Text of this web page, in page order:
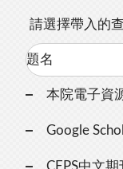
請選擇帶入的
本院電子資
Google
CEPS中文